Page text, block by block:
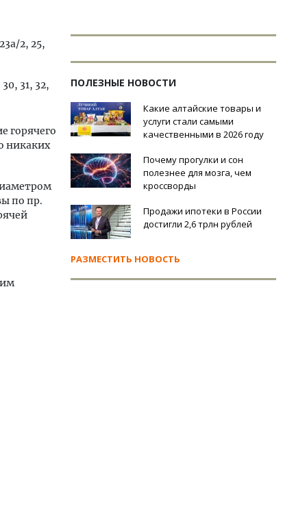
2, 25,
31, 32,
горячего
никаких
по пр.
ПОЛЕЗНЫЕ НОВОСТИ
Какие алтайские товары и
услуги стали самыми
качественными в 2026 году
Почему прогулки и сон
полезнее для мозга, чем
кроссворды
Продажи ипотеки в России
достигли 2,6 трлн рублей
РАЗМЕСТИТЬ НОВОСТЬ